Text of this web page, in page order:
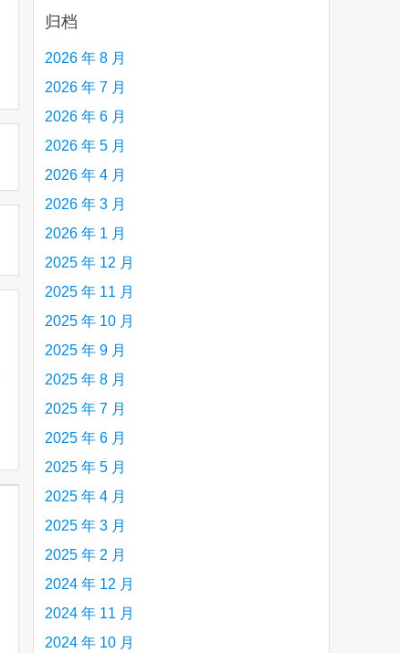
etc.) you admire 钦佩的有创造力的人
归档
2026 年 8 月
2026 年 7 月
2026 年 6 月
2026 年 5 月
2026 年 4 月
2026 年 3 月
2026 年 1 月
2025 年 12 月
2025 年 11 月
2025 年 10 月
2025 年 9 月
2025 年 8 月
2025 年 7 月
2025 年 6 月
2025 年 5 月
2025 年 4 月
2025 年 3 月
2025 年 2 月
2024 年 12 月
2024 年 11 月
2024 年 10 月